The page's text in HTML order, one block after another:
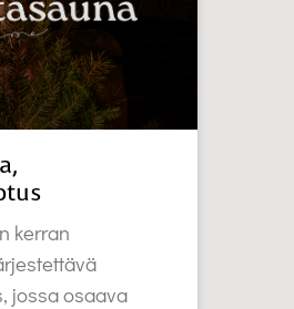
kerran
jossa osaava